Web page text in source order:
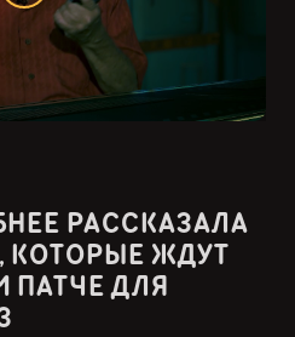
РАССКАЗАЛА
КОТОРЫЕ ЖДУТ
ПАТЧЕ ДЛЯ